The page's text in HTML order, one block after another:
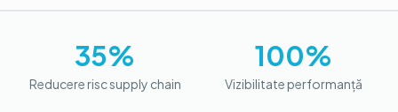
35%
Reducere risc supply chain
100%
Vizibilitate performanță